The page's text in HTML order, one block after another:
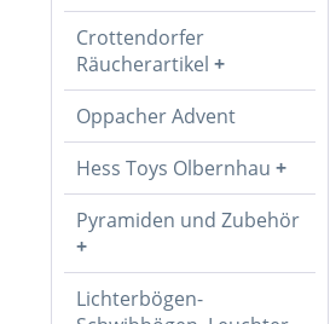
Crottendorfer
Räucherartikel
Oppacher Advent
Hess Toys Olbernhau
Pyramiden und Zubehör
Lichterbögen-